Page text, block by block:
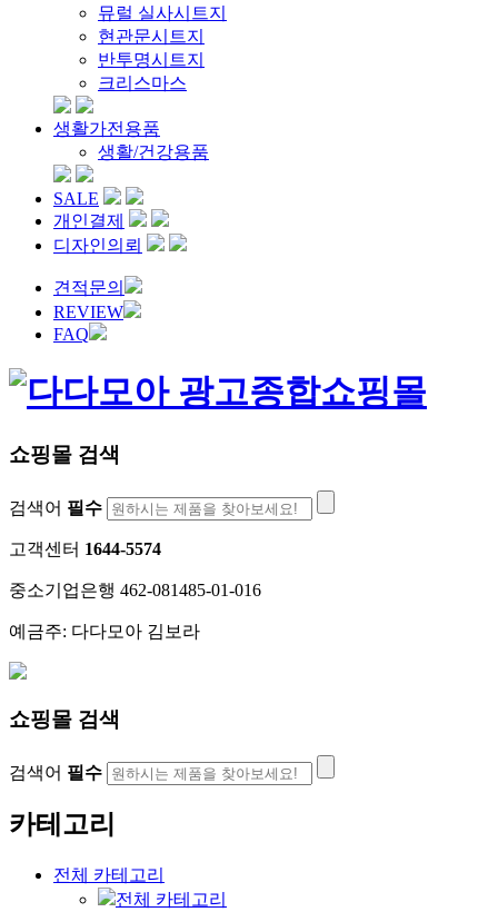
뮤럴 실사시트지
현관문시트지
반투명시트지
크리스마스
생활가전용품
생활/건강용품
SALE
개인결제
디자인의뢰
견적문의
REVIEW
FAQ
쇼핑몰 검색
검색어 필수
고객센터 1644-5574
중소기업은행 462-081485-01-016
예금주: 다다모아 김보라
쇼핑몰 검색
검색어 필수
카테고리
전체 카테고리
전체 카테고리